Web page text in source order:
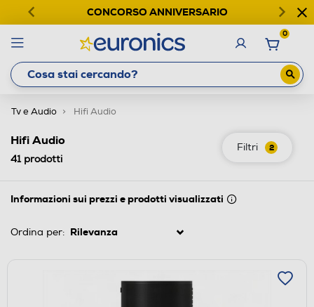
CONCORSO ANNIVERSARIO
0
Tv e Audio Hifi Audio
Filtri 2
Hifi Audio
41prodotti
Informazioni sui prezzi e prodotti visualizzati
Ordina per: